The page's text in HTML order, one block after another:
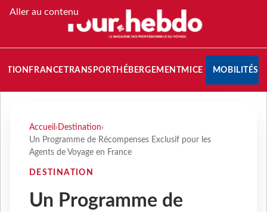
Aller au contenu
FRANCETRANSPORT HÉBERGEMENTMICE MOBILITÉS
Accueil › Destination›
Un Programme de Récompenses Exclusif pour les
Agents de Voyage en France
DESTINATION
Un Programme de